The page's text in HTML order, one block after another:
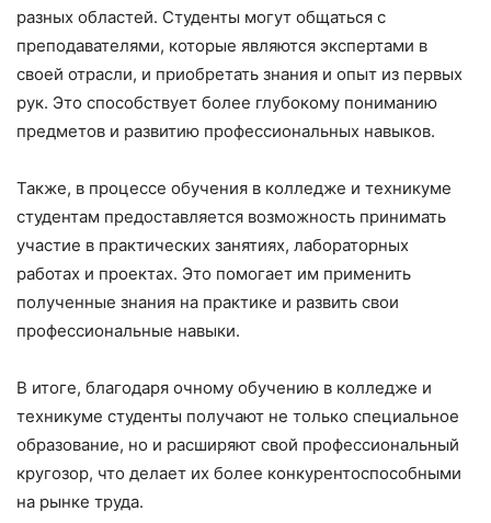
разных областей. Студенты могут общаться с
преподавателями, которые являются экспертами в
своей отрасли, и приобретать знания и опыт из первых
рук. Это способствует более глубокому пониманию
предметов и развитию профессиональных навыков.
Также, в процессе обучения в колледже и техникуме
студентам предоставляется возможность принимать
участие в практических занятиях, лабораторных
работах и проектах. Это помогает им применить
полученные знания на практике и развить свои
профессиональные навыки.
В итоге, благодаря очному обучению в колледже и
техникуме студенты получают не только специальное
образование, но и расширяют свой профессиональный
кругозор, что делает их более конкурентоспособными
на рынке труда.